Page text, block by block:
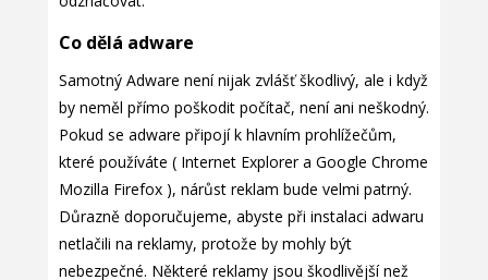
Co dělá adware
Samotný Adware není nijak zvlášť škodlivý, ale i když
by neměl přímo poškodit počítač, není ani neškodný.
Pokud se adware připojí k hlavním prohlížečům,
které používáte ( Internet Explorer a Google Chrome
Mozilla Firefox ), nárůst reklam bude velmi patrný.
Důrazně doporučujeme, abyste při instalaci adwaru
netlačili na reklamy, protože by mohly být
nebezpečné. Některé reklamy jsou škodlivější než